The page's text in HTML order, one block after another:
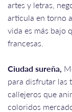
artes y letras,
articula en torno
vida es más bajo
francesas.
Ciudad sureña,
para disfrutar las
callejeros que
coloridos